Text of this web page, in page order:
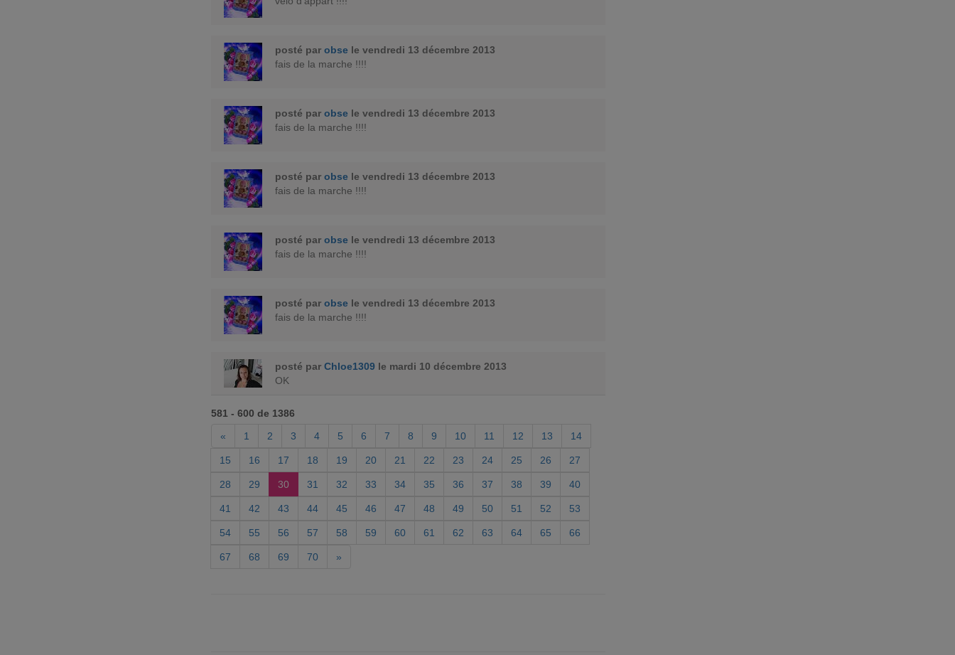
posté par obse le vendredi 13 décembre 2013
fais de la marche !!!!
posté par obse le vendredi 13 décembre 2013
fais de la marche !!!!
posté par obse le vendredi 13 décembre 2013
fais de la marche !!!!
posté par obse le vendredi 13 décembre 2013
fais de la marche !!!!
posté par obse le vendredi 13 décembre 2013
fais de la marche !!!!
posté par Chloe1309 le mardi 10 décembre 2013
OK
581 - 600 de 1386
«
1 2 3 4 5 6 7 8 9 10 11 12 13 14
15 16 17 18 19 20 21 22 23 24 25 26 27
28 29 30 31 32 33 34 35 36 37 38 39 40
41 42 43 44 45 46 47 48 49 50 51 52 53
54 55 56 57 58 59 60 61 62 63 64 65 66
67 68 69 70 »